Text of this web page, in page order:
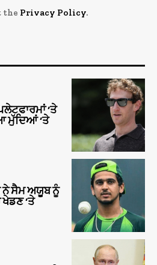
the Privacy Policy.
‘ਤੇ
ਮੁੱਦਿਆਂ ‘ਤੇ
ਨੇ ਸੈਮ ਅਯੂਬ ਨੂੰ
ਖੇਡਣ ‘ਤੇ